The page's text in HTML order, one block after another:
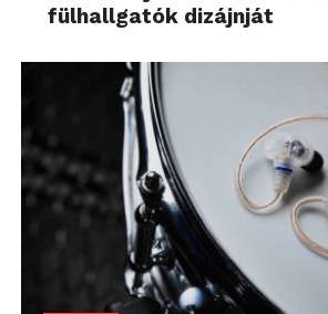
fülhallgatók dizájnját